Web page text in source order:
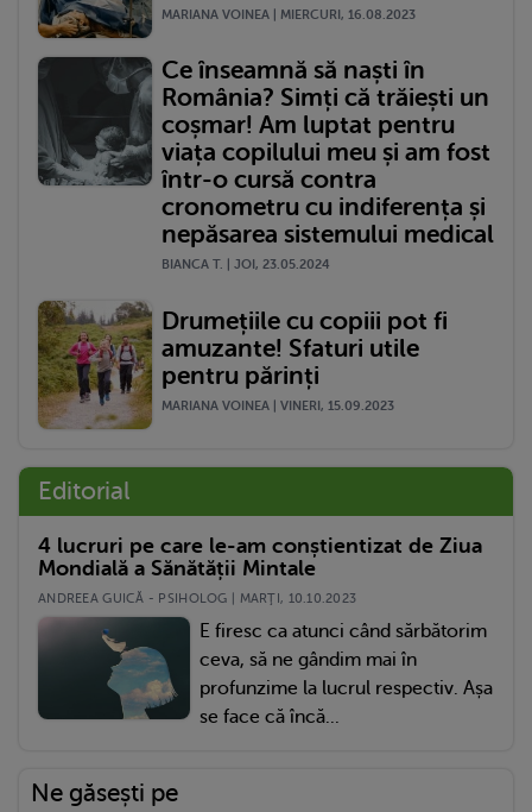
MARIANA VOINEA | MIERCURI, 16.08.2023
Ce înseamnă să naști în
România? Simți că trăiești un
coșmar! Am luptat pentru
viața copilului meu și am fost
într-o cursă contra
cronometru cu indiferența și
nepăsarea sistemului medical
BIANCA T. | JOI, 23.05.2024
Drumețiile cu copiii pot fi
amuzante! Sfaturi utile
pentru părinți
MARIANA VOINEA | VINERI, 15.09.2023
Editorial
4 lucruri pe care le-am conștientizat de Ziua
Mondială a Sănătății Mintale
ANDREEA GUICĂ - PSIHOLOG | MARŢI, 10.10.2023
E firesc ca atunci când sărbătorim
ceva, să ne gândim mai în
profunzime la lucrul respectiv. Așa
se face că încă...
Ne găsești pe